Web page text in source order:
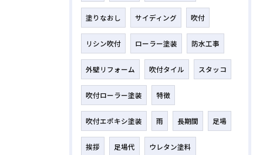
塗りなおし サイディング 吹付
リシン吹付 ローラー塗装 防水工事
外壁リフォーム 吹付タイル スタッコ
吹付ローラー塗装 特徴
吹付エポキシ塗装 雨 長期間 足場
挨拶 足場代 ウレタン塗料